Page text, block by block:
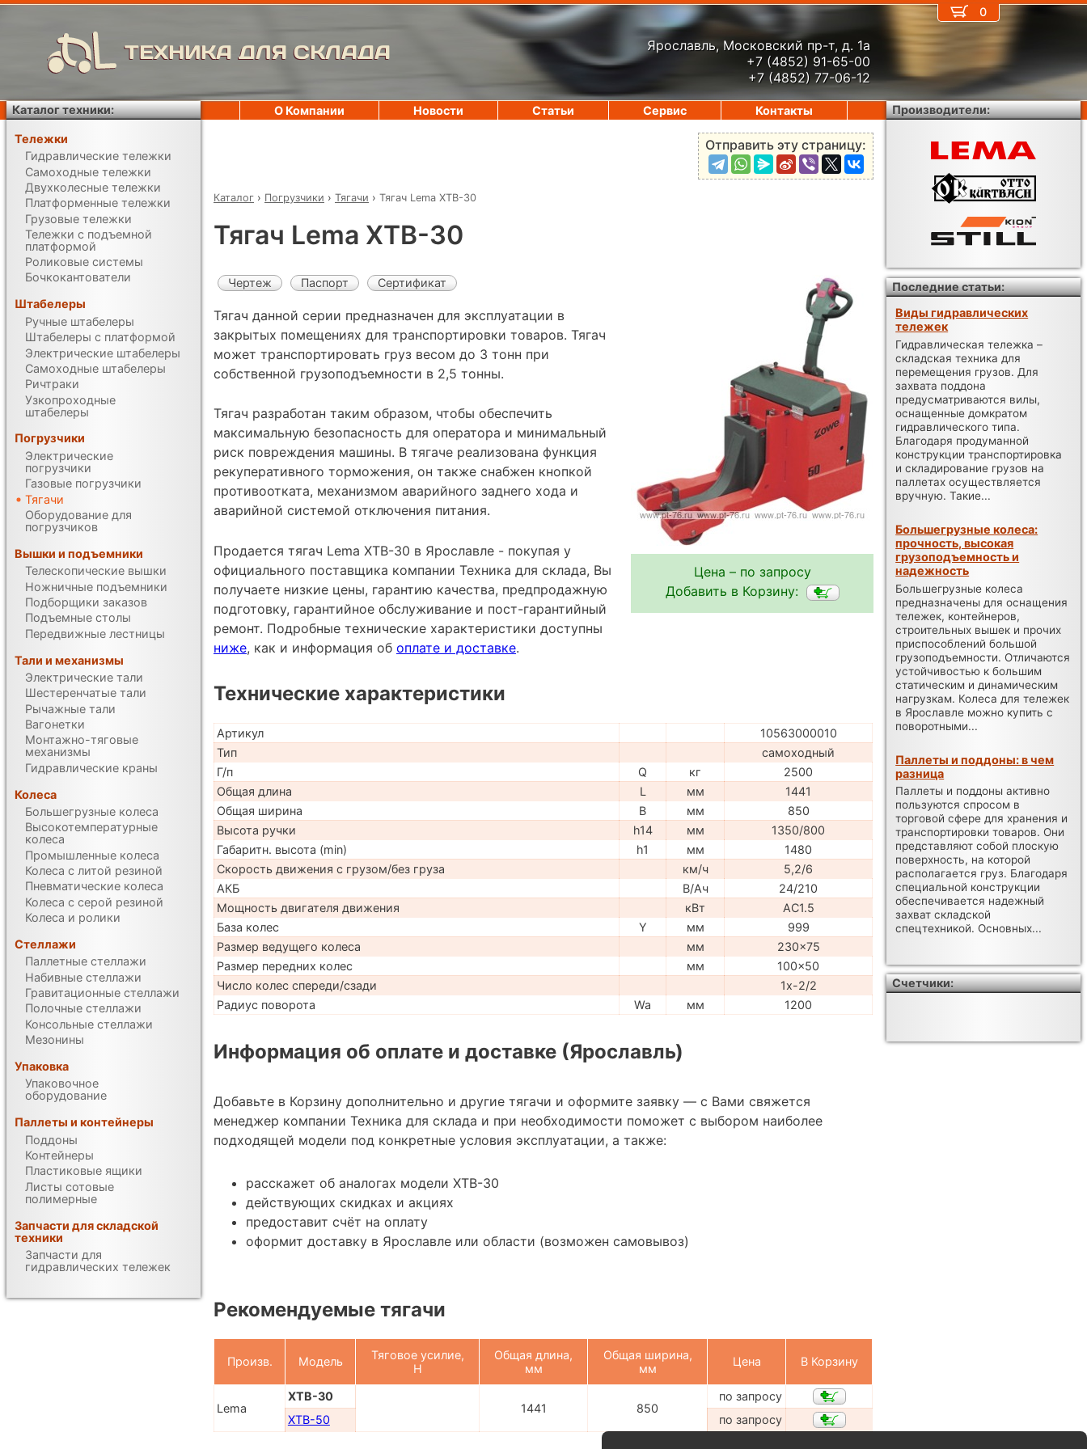
ТЕХНИКА ДЛЯ СКЛАДА
Ярославль, Московский пр-т, д. 1а
+7 (4852) 91-65-00
+7 (4852) 77-06-12
Отправить эту страницу:
Каталог › Погрузчики › Тягачи › Тягач Lema XTB-30
Тягач Lema XTB-30
Цена – по запросу
Добавить в Корзину:
Чертеж Паспорт Сертификат
Тягач данной серии предназначен для эксплуатации в
закрытых помещениях для транспортировки товаров. Тягач
может транспортировать груз весом до 3 тонн при
собственной грузоподъемности в 2,5 тонны.
Тягач разработан таким образом, чтобы обеспечить
максимальную безопасность для оператора и минимальный
риск повреждения машины. В тягаче реализована функция
рекуперативного торможения, он также снабжен кнопкой
противоотката, механизмом аварийного заднего хода и
аварийной системой отключения питания.
Продается тягач Lema XTB-30 в Ярославле - покупая у
официального поставщика компании Техника для склада, Вы
получаете низкие цены, гарантию качества, предпродажную
подготовку, гарантийное обслуживание и пост-гарантийный
ремонт. Подробные технические характеристики доступны
ниже, как и информация об оплате и доставке.
Технические характеристики
Артикул
10563000010
Тип
самоходный
Г/п
Q кг
2500
Общая длина
L мм
1441
Общая ширина
B мм
850
Высота ручки
h14 мм
1350/800
Габаритн. высота (min)
h1 мм
1480
Скорость движения с грузом/без груза
км/ч
5,2/6
АКБ
В/Ач
24/210
Мощность двигателя движения
кВт
AC1.5
База колес
Y мм
999
Размер ведущего колеса
мм
230x75
Размер передних колес
мм
100x50
Число колес спереди/сзади
1x-2/2
Радиус поворота
Wa мм 1200
Информация об оплате и доставке (Ярославль)
Добавьте в Корзину дополнительно и другие тягачи и оформите заявку — с Вами свяжется
менеджер компании Техника для склада и при необходимости поможет с выбором наиболее
подходящей модели под конкретные условия эксплуатации, а также:
расскажет об аналогах модели XTB-30
действующих скидках и акциях
предоставит счёт на оплату
оформит доставку в Ярославле или области (возможен самовывоз)
Рекомендуемые тягачи
Произв. Модель
Тяговое усилие,
H
Общая длина,
мм
Общая ширина,
мм
Цена В Корзину
Lema
XTB-30
1441
850
по запросу
XTB-50
по запросу
0
О Компании Новости Статьи Сервис Контакты
Каталог техники:
Тележки
Гидравлические тележки
Самоходные тележки
Двухколесные тележки
Платформенные тележки
Грузовые тележки
Тележки с подъемной
платформой
Роликовые системы
Бочкокантователи
Штабелеры
Ручные штабелеры
Штабелеры с платформой
Электрические штабелеры
Самоходные штабелеры
Ричтраки
Узкопроходные
штабелеры
Погрузчики
Электрические
погрузчики
Газовые погрузчики
Тягачи
Оборудование для
погрузчиков
Вышки и подъемники
Телескопические вышки
Ножничные подъемники
Подборщики заказов
Подъемные столы
Передвижные лестницы
Тали и механизмы
Электрические тали
Шестеренчатые тали
Рычажные тали
Вагонетки
Монтажно-тяговые
механизмы
Гидравлические краны
Колеса
Большегрузные колеса
Высокотемпературные
колеса
Промышленные колеса
Колеса с литой резиной
Пневматические колеса
Колеса с серой резиной
Колеса и ролики
Стеллажи
Паллетные стеллажи
Набивные стеллажи
Гравитационные стеллажи
Полочные стеллажи
Консольные стеллажи
Мезонины
Упаковка
Упаковочное
оборудование
Паллеты и контейнеры
Поддоны
Контейнеры
Пластиковые ящики
Листы сотовые
полимерные
Запчасти для складской
техники
Запчасти для
гидравлических тележек
Производители:
Последние статьи:
Виды гидравлических
тележек
Гидравлическая тележка –
складская техника для
перемещения грузов. Для
захвата поддона
предусматриваются вилы,
оснащенные домкратом
гидравлического типа.
Благодаря продуманной
конструкции транспортировка
и складирование грузов на
паллетах осуществляется
вручную. Такие...
Большегрузные колеса:
прочность, высокая
грузоподъемность и
надежность
Большегрузные колеса
предназначены для оснащения
тележек, контейнеров,
строительных вышек и прочих
приспособлений большой
грузоподъемности. Отличаются
устойчивостью к большим
статическим и динамическим
нагрузкам. Колеса для тележек
в Ярославле можно купить с
поворотными...
Паллеты и поддоны: в чем
разница
Паллеты и поддоны активно
пользуются спросом в
торговой сфере для хранения и
транспортировки товаров. Они
представляют собой плоскую
поверхность, на которой
располагается груз. Благодаря
специальной конструкции
обеспечивается надежный
захват складской
спецтехникой. Основных...
Счетчики: